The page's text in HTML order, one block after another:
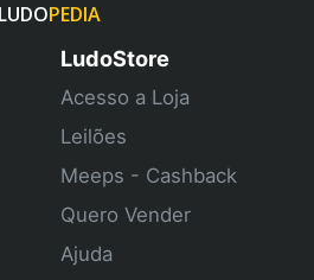
LUDOPEDIA
LudoStore
Acesso a Loja
Leilões
Meeps - Cashback
Quero Vender
Ajuda